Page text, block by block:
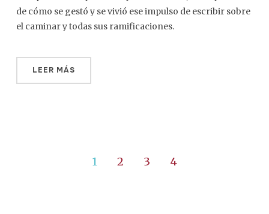
de cómo se gestó y se vivió ese impulso de escribir sobre
el caminar y todas sus ramificaciones.
LEER MÁS
1 2 3 4